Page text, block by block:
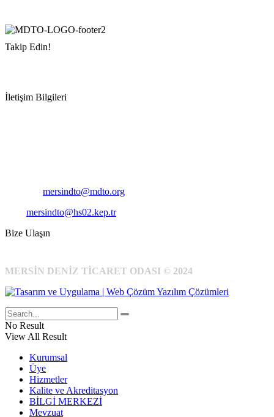
Takip Edin!
İletişim Bilgileri
mersindto@mdto.org
mersindto@hs02.kep.tr
Bize Ulaşın
MERSİN DENİZ TİCARET ODASI © 2024
No Result
View All Result
Kurumsal
Üye
Hizmetler
Kalite ve Akreditasyon
BİLGİ MERKEZİ
Mevzuat